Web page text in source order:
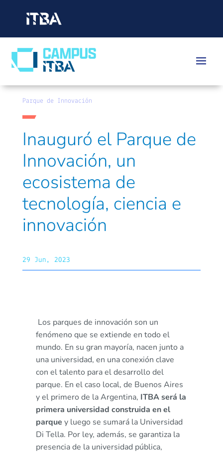
Parque de Innovación
Inauguró el Parque de
Innovación, un
ecosistema de
tecnología, ciencia e
innovación
29 Jun, 2023
Los parques de innovación son un
fenómeno que se extiende en todo el
mundo. En su gran mayoría, nacen junto a
una universidad, en una conexión clave
con el talento para el desarrollo del
parque. En el caso local, de Buenos Aires
y el primero de la Argentina, ITBA será la
primera universidad construida en el
parque y luego se sumará la Universidad
Di Tella. Por ley, además, se garantiza la
presencia de la universidad pública,